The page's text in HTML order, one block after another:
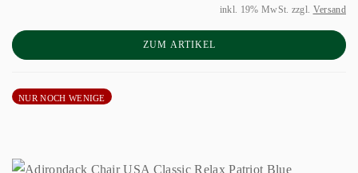
inkl. 19% MwSt. zzgl. Versand
ZUM ARTIKEL
NUR NOCH WENIGE